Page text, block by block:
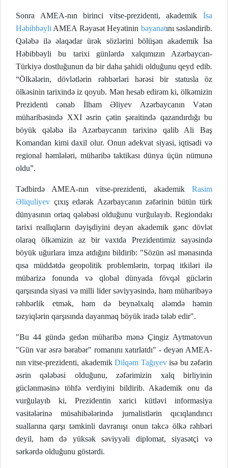
Sonra AMEA-nın birinci vitse-prezidenti, akademik İsa
Həbibbəyli AMEA Rəyasət Heyətinin bəyanatını səsləndirib.
Qələbə ilə əlaqədar ürək sözlərini bölüşən akademik İsa
Həbibbəyli bu tarixi günlərdə xalqımızın Azərbaycan-
Türkiyə dostluğunun da bir daha şahidi olduğunu qeyd edib.
“Ölkələrin, dövlətlərin rəhbərləri hərəsi bir statusla öz
ölkəsinin tarixində iz qoyub. Mən hesab edirəm ki, ölkəmizin
Prezidenti cənab İlham Əliyev Azərbaycanın Vətən
müharibəsində XXI əsrin çətin şəraitində qazandırdığı bu
böyük qələbə ilə Azərbaycanın tarixinə qalib Ali Baş
Komandan kimi daxil olur. Onun adekvat siyasi, iqtisadi və
regional həmlələri, müharibə taktikası dünya üçün nümunə
oldu”.
Tədbirdə AMEA-nın vitse-prezidenti, akademik Rasim
Əliquliyev çıxış edərək Azərbaycanın zəfərinin bütün türk
dünyasının ortaq qələbəsi olduğunu vurğulayıb. Regiondakı
tarixi reallıqların dəyişdiyini deyən akademik gənc dövlət
olaraq ölkəmizin az bir vaxtda Prezidentimiz sayəsində
böyük uğurlara imza atdığını bildirib: "Sözün əsl mənasında
qısa müddətdə geopolitik problemlərin, torpaq itkiləri ilə
mübarizə fonunda və qlobal dünyada fövqəl güclərin
qarşısında siyasi və milli lider səviyyəsində, həm müharibəyə
rəhbərlik etmək, həm də beynəlxalq aləmdə həmin
təzyiqlərin qarşısında dayanmaq böyük iradə tələb edir".
"Bu 44 gündə gedən müharibə mənə Çingiz Aytmatovun
"Gün var əsrə bərabər" romanını xatırlatdı" - deyən AMEA-
nın vitse-prezidenti, akademikDilqəm Tağıyevisə bu zəfərin
əsrin qələbəsi olduğunu, zəfərimizin xalq birliyinin
güclənməsinə töhfə verdiyini bildirib. Akademik onu da
vurğulayıb ki, Prezidentin xarici kütləvi informasiya
vasitələrinə müsahibələrində jurnalistlərin qıcıqlandırıcı
suallarına qarşı təmkinli davranışı onun təkcə ölkə rəhbəri
deyil, həm də yüksək səviyyəli diplomat, siyasətçi və
sərkərdə olduğunu göstərdi.